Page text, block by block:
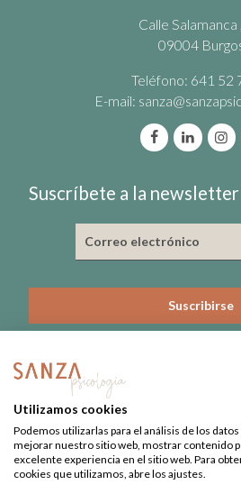
Calle Salamanca
09004
Teléfono: 641 52
E-mail:
Suscríbete a la newsletter
Nº de Colegiado: 3815-CL
Nº Registro Sanitario: 09-C22-
Utilizamos cookies
Podemos utilizarlas para el análisis de los
mejorar nuestro sitio web, mostrar contenido
excelente experiencia en el sitio web. Para
cookies que utilizamos, abre los ajustes.